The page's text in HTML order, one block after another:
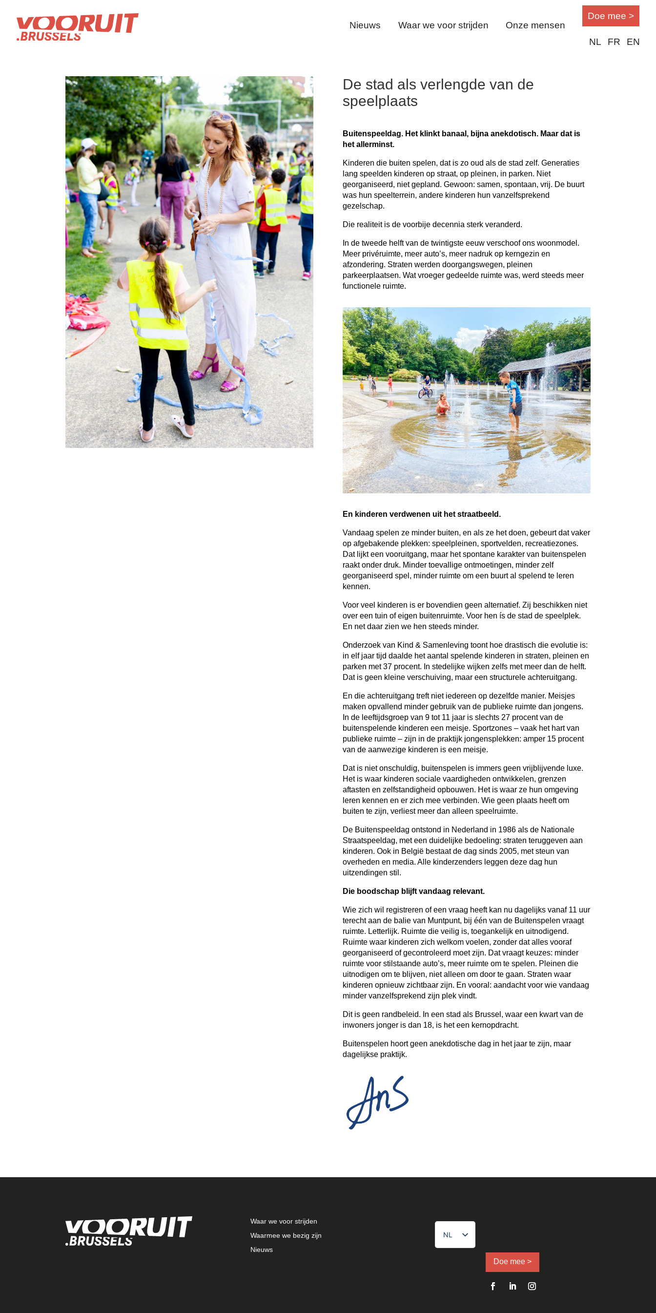
Nieuws Waar we voor strijden Onze mensen
Doe mee >
NL FR EN
De stad als verlengde van de
speelplaats
Buitenspeeldag. Het klinkt banaal, bijna anekdotisch. Maar dat is
het allerminst.
Kinderen die buiten spelen, dat is zo oud als de stad zelf. Generaties
lang speelden kinderen op straat, op pleinen, in parken. Niet
georganiseerd, niet gepland. Gewoon: samen, spontaan, vrij. De buurt
was hun speelterrein, andere kinderen hun vanzelfsprekend
gezelschap.
Die realiteit is de voorbije decennia sterk veranderd.
In de tweede helft van de twintigste eeuw verschoof ons woonmodel.
Meer privéruimte, meer auto’s, meer nadruk op kerngezin en
afzondering. Straten werden doorgangswegen, pleinen
parkeerplaatsen. Wat vroeger gedeelde ruimte was, werd steeds meer
functionele ruimte.
En kinderen verdwenen uit het straatbeeld.
Vandaag spelen ze minder buiten, en als ze het doen, gebeurt dat vaker
op afgebakende plekken: speelpleinen, sportvelden, recreatiezones.
Dat lijkt een vooruitgang, maar het spontane karakter van buitenspelen
raakt onder druk. Minder toevallige ontmoetingen, minder zelf
georganiseerd spel, minder ruimte om een buurt al spelend te leren
kennen.
Voor veel kinderen is er bovendien geen alternatief. Zij beschikken niet
over een tuin of eigen buitenruimte. Voor hen ís de stad de speelplek.
En net daar zien we hen steeds minder.
Onderzoek van Kind & Samenleving toont hoe drastisch die evolutie is:
in elf jaar tijd daalde het aantal spelende kinderen in straten, pleinen en
parken met 37 procent. In stedelijke wijken zelfs met meer dan de helft.
Dat is geen kleine verschuiving, maar een structurele achteruitgang.
En die achteruitgang treft niet iedereen op dezelfde manier. Meisjes
maken opvallend minder gebruik van de publieke ruimte dan jongens.
In de leeftijdsgroep van 9 tot 11 jaar is slechts 27 procent van de
buitenspelende kinderen een meisje. Sportzones – vaak het hart van
publieke ruimte – zijn in de praktijk jongensplekken: amper 15 procent
van de aanwezige kinderen is een meisje.
Dat is niet onschuldig, buitenspelen is immers geen vrijblijvende luxe.
Het is waar kinderen sociale vaardigheden ontwikkelen, grenzen
aftasten en zelfstandigheid opbouwen. Het is waar ze hun omgeving
leren kennen en er zich mee verbinden. Wie geen plaats heeft om
buiten te zijn, verliest meer dan alleen speelruimte.
De Buitenspeeldag ontstond in Nederland in 1986 als de Nationale
Straatspeeldag, met een duidelijke bedoeling: straten teruggeven aan
kinderen. Ook in België bestaat de dag sinds 2005, met steun van
overheden en media. Alle kinderzenders leggen deze dag hun
uitzendingen stil.
Die boodschap blijft vandaag relevant.
Wie zich wil registreren of een vraag heeft kan nu dagelijks vanaf 11 uur
terecht aan de balie van Muntpunt, bij één van de Buitenspelen vraagt
ruimte. Letterlijk. Ruimte die veilig is, toegankelijk en uitnodigend.
Ruimte waar kinderen zich welkom voelen, zonder dat alles vooraf
georganiseerd of gecontroleerd moet zijn. Dat vraagt keuzes: minder
ruimte voor stilstaande auto’s, meer ruimte om te spelen. Pleinen die
uitnodigen om te blijven, niet alleen om door te gaan. Straten waar
kinderen opnieuw zichtbaar zijn. En vooral: aandacht voor wie vandaag
minder vanzelfsprekend zijn plek vindt.
Dit is geen randbeleid. In een stad als Brussel, waar een kwart van de
inwoners jonger is dan 18, is het een kernopdracht.
Buitenspelen hoort geen anekdotische dag in het jaar te zijn, maar
dagelijkse praktijk.
Waar we voor strijden
Waarmee we bezig zijn
Nieuws
NL
FR
Doe mee >